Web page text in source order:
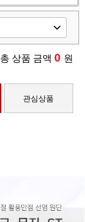
총 상품 금액 0 원
관심상품